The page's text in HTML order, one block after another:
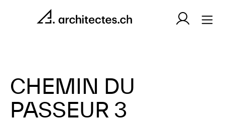
CHEMIN DU
PASSEUR 3